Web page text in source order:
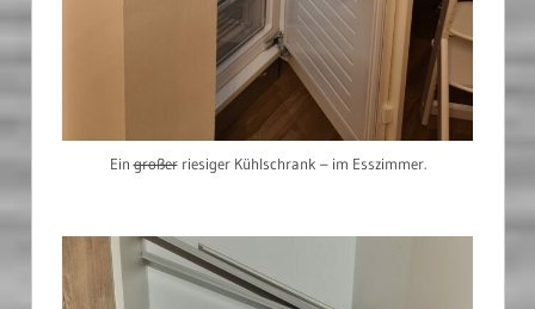
Eingroßerriesiger Kühlschrank – im Esszimmer.